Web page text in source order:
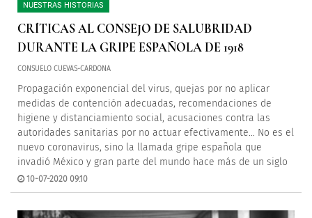
NUESTRAS HISTORIAS
CRÍTICAS AL CONSEJO DE SALUBRIDAD
DURANTE LA GRIPE ESPAÑOLA DE 1918
CONSUELO CUEVAS-CARDONA
Propagación exponencial del virus, quejas por no aplicar
medidas de contención adecuadas, recomendaciones de
higiene y distanciamiento social, acusaciones contra las
autoridades sanitarias por no actuar efectivamente… No es el
nuevo coronavirus, sino la llamada gripe española que
invadió México y gran parte del mundo hace más de un siglo
10-07-2020 09:10